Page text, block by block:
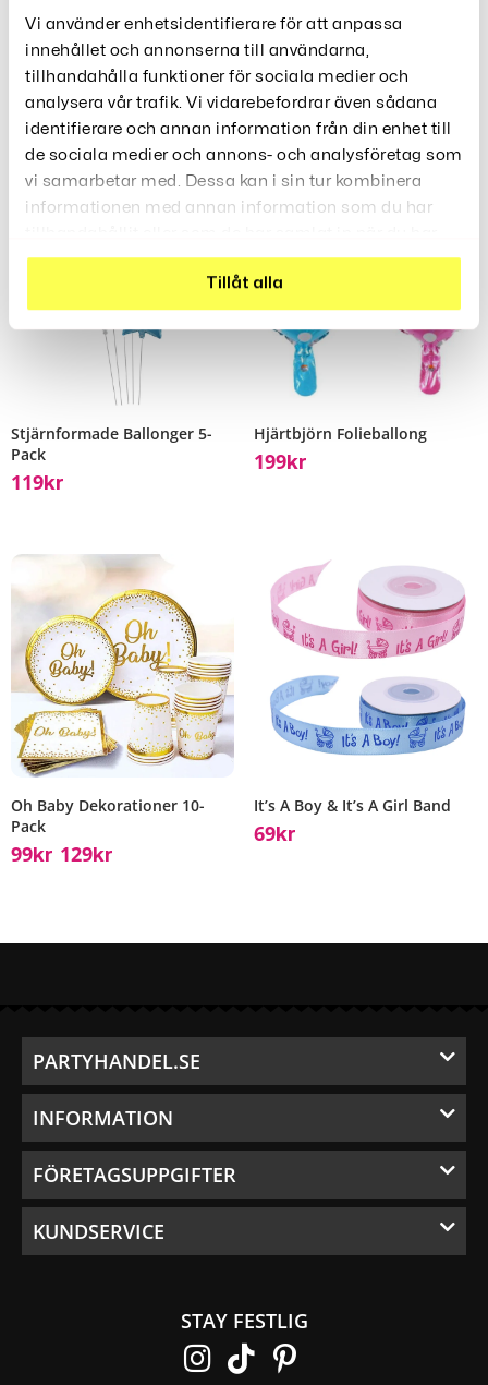
Vi använder enhetsidentifierare för att anpassa
innehållet och annonserna till användarna,
tillhandahålla funktioner för sociala medier och
analysera vår trafik. Vi vidarebefordrar även sådana
identifierare och annan information från din enhet till
de sociala medier och annons- och analysföretag som
vi samarbetar med. Dessa kan i sin tur kombinera
informationen med annan information som du har
använt deras tjänster.
Tillåt alla
Relaterade Produkter
Stjärnformade Ballonger 5-
Pack
119Kr
Hjärtbjörn Folieballong
199Kr
Oh Baby Dekorationer 10-
Pack
99Kr 129Kr
It’s A Boy & It’s A Girl Band
69Kr
PARTYHANDEL.SE
INFORMATION
FÖRETAGSUPPGIFTER
KUNDSERVICE
STAY FESTLIG